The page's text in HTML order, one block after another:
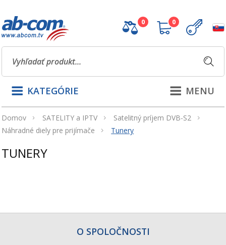
0 0
MENU
KATEGÓRIE
Domov SATELITY a IPTV
Satelitný príjem DVB-S2
Náhradné diely pre prijímače
Tunery
TUNERY
O SPOLOČNOSTI